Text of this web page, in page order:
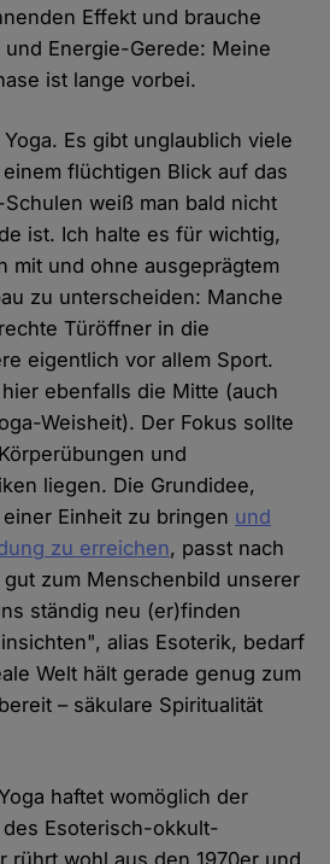
Effekt und brauche
Energie-Gerede: Meine
ist lange vorbei.
Es gibt unglaublich viele
flüchtigen Blick auf das
weiß man bald nicht
ist. Ich halte es für wichtig,
mit und ohne ausgeprägtem
zu unterscheiden: Manche
Türöffner in die
eigentlich vor allem Sport.
ebenfalls die Mitte (auch
Weisheit). Der Fokus sollte
und
liegen. Die Grundidee,
Einheit zu bringen und
zu erreichen, passt nach
zum Menschenbild unserer
ständig neu (er)finden
alias Esoterik, bedarf
Welt hält gerade genug zum
– säkulare Spiritualität
haftet womöglich der
Esoterisch-okkult-